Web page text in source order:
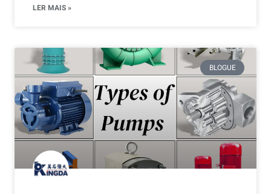
LER MAIS »
BLOGUE